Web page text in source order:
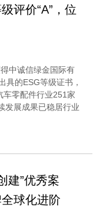
评价“A”，位
中诚信绿金国际有
具的ESG等级证书，
车零配件行业251家
发展成果已稳居行业
建”优秀案
球化进阶